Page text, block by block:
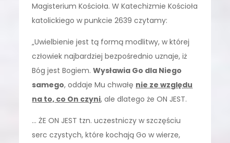
Magisterium Kościoła. W Katechizmie Kościoła
katolickiego w punkcie 2639 czytamy:
„Uwielbienie jest tą formą modlitwy, w której
człowiek najbardziej bezpośrednio uznaje, iż
Bóg jest Bogiem.Wysławia Go dla Niego
samego, oddaje Mu chwałę nie ze względu
na to, co On czyni, ale dlatego że ON JEST.
… ŻE ON JEST tzn. uczestniczy w szczęściu
serc czystych, które kochają Go w wierze,